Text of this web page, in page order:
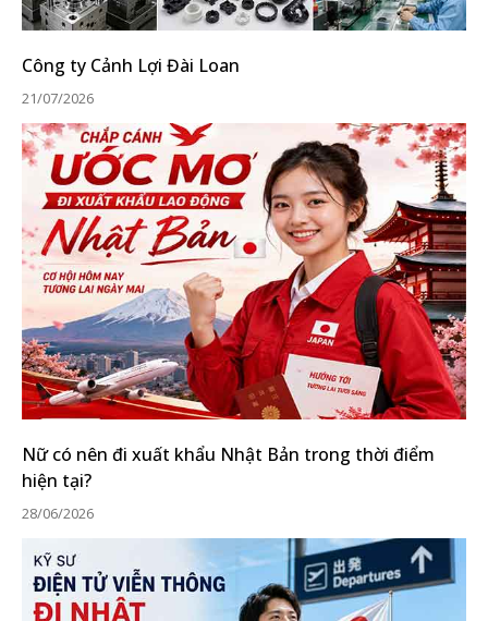
Công ty Cảnh Lợi Đài Loan
21/07/2026
Nữ có nên đi xuất khẩu Nhật Bản trong thời điểm
hiện tại?
28/06/2026